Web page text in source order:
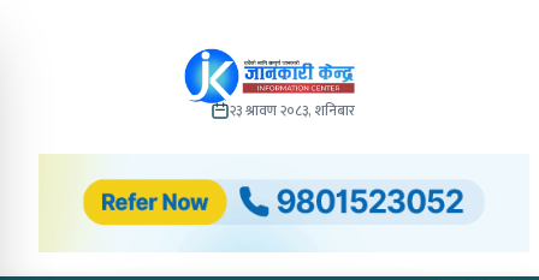
२३ श्रावण २०८३, शनिबार